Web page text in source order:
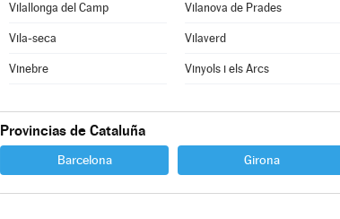
Vilallonga del Camp Vilanova de Prades
Vila-seca Vilaverd
Vinebre Vinyols i els Arcs
Provincias de Cataluña
Barcelona Girona